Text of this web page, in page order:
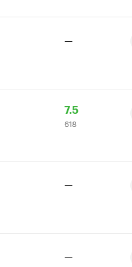
—
Рейтинг
Кинопоиска
7.5
618
оценок
618
—
—